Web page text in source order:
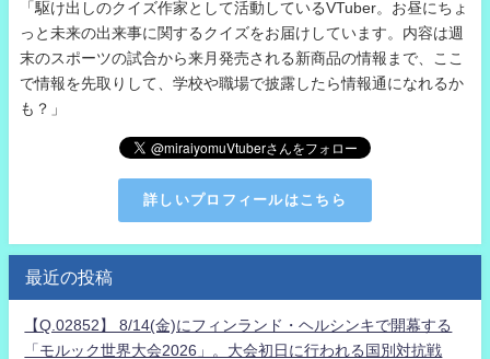
「駆け出しのクイズ作家として活動しているVTuber。お昼にちょ
っと未来の出来事に関するクイズをお届けしています。内容は週
末のスポーツの試合から来月発売される新商品の情報まで、ここ
で情報を先取りして、学校や職場で披露したら情報通になれるか
も？」
詳しいプロフィールはこちら
最近の投稿
【Q.02852】 8/14(金)にフィンランド・ヘルシンキで開幕する
「モルック世界大会2026」。大会初日に行われる国別対抗戦